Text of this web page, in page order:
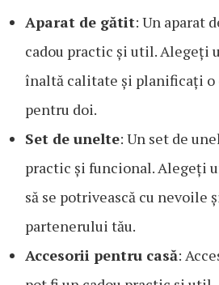
Aparat de gătit: Un aparat
cadou practic și util. Alegeți
înaltă calitate și planificați o
pentru doi.
Set de unelte: Un set de
practic și funcional. Alegeți
să se potrivească cu nevoile
partenerului tău.
Accesorii pentru casă: